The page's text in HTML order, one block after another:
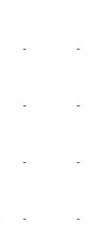
- -
- -
- -
- -